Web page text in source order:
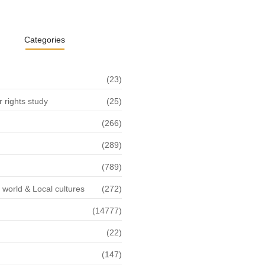
Categories
(23)
rights study (25)
(266)
(289)
(789)
& Local cultures (272)
(14777)
(22)
(147)